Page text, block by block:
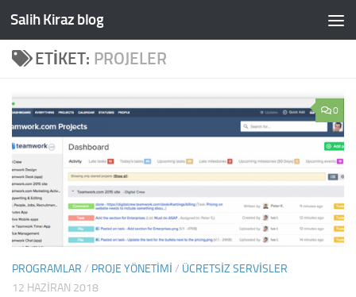
Skip to content
Salih Kiraz blog
ETIKET: PROJELER
0
PROGRAMLAR / PROJE YÖNETIMI / ÜCRETSIZ SERVISLER
12 HAZIRAN 2018